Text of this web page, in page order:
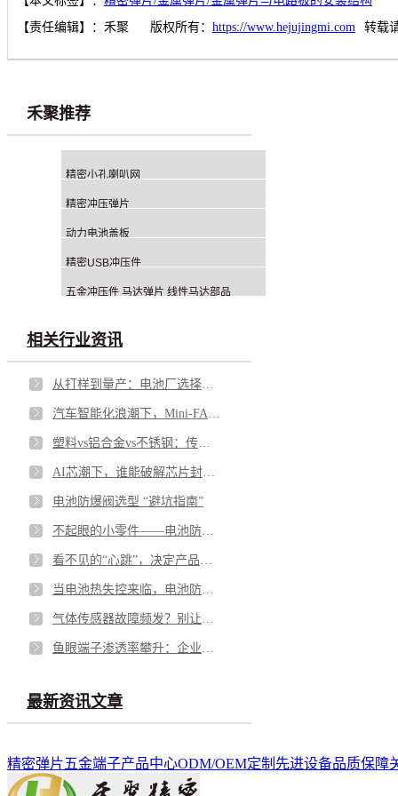
【责任编辑】： 禾聚 版权所有： https://www.hejujingmi.com 转载
禾聚推荐
精密小孔喇叭网
精密冲压弹片
动力电池盖板
精密USB冲压件
五金冲压件 马达弹片 线性马达部品
相关行业资讯
电池防爆阀选型 “避坑指南”
最新资讯文章
精密弹片五金端子产品中心ODM/OEM定制 先进设备品质保障